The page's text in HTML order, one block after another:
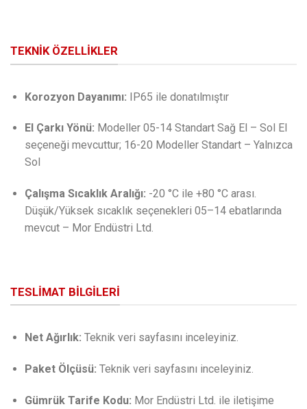
TEKNIK ÖZELLIKLER
Korozyon Dayanımı: IP65 ile donatılmıştır
El Çarkı Yönü: Modeller 05-14 Standart Sağ El – Sol El
seçeneği mevcuttur; 16-20 Modeller Standart – Yalnızca
Sol
Çalışma Sıcaklık Aralığı: -20 °C ile +80 °C arası.
Düşük/Yüksek sıcaklık seçenekleri 05–14 ebatlarında
mevcut – Mor Endüstri Ltd.
TESLIMAT BILGILERI
Net Ağırlık: Teknik veri sayfasını inceleyiniz.
Paket Ölçüsü: Teknik veri sayfasını inceleyiniz.
Gümrük Tarife Kodu: Mor Endüstri Ltd. ile iletişime